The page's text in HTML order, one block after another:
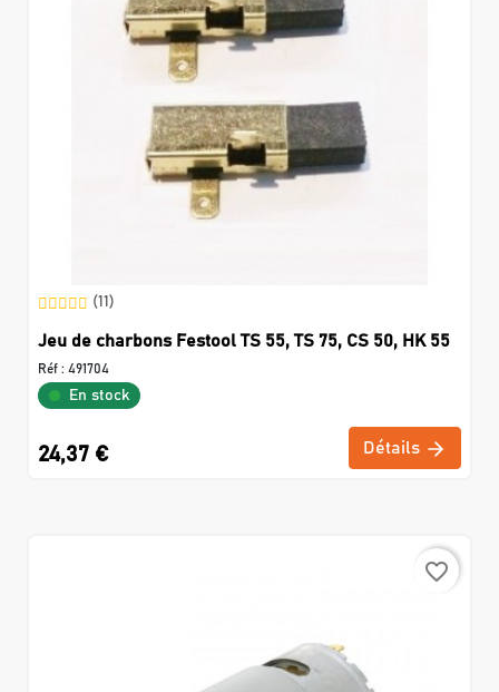
(11)
Jeu de charbons Festool TS 55, TS 75, CS 50, HK 55
Réf : 491704
En stock
24,37 € Détails
favorite_border